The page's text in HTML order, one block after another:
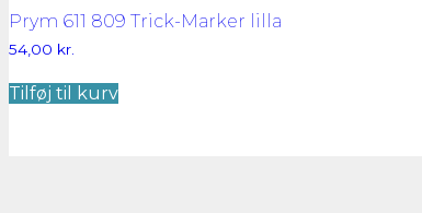
Prym 611 809 Trick-Marker lilla
54,00 kr.
Tilføj til kurv